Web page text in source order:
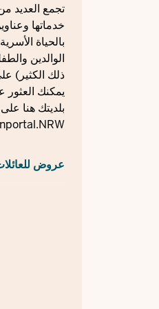
خدماتها
بالحياة
الوالدين
ذلك الكثير)
يمكنك العثور
بلديتك هنا
عروض